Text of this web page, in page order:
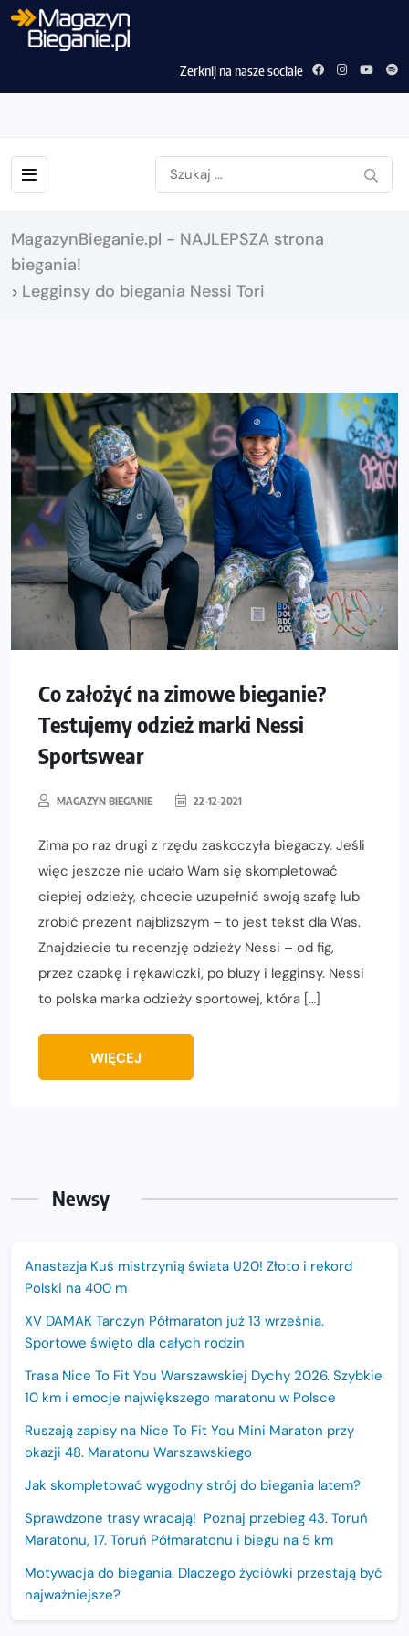
Zerknij na nasze sociale
MagazynBieganie.pl - NAJLEPSZA strona
biegania!
> Legginsy do biegania Nessi Tori
Co założyć na zimowe bieganie?
Testujemy odzież marki Nessi
Sportswear
MAGAZYN BIEGANIE 22-12-2021
Zima po raz drugi z rzędu zaskoczyła biegaczy. Jeśli
więc jeszcze nie udało Wam się skompletować
ciepłej odzieży, chcecie uzupełnić swoją szafę lub
zrobić prezent najbliższym – to jest tekst dla Was.
Znajdziecie tu recenzję odzieży Nessi – od fig,
przez czapkę i rękawiczki, po bluzy i legginsy. Nessi
to polska marka odzieży sportowej, która […]
WIĘCEJ
Newsy
Anastazja Kuś mistrzynią świata U20! Złoto i rekord
Polski na 400 m
XV DAMAK Tarczyn Półmaraton już 13 września.
Sportowe święto dla całych rodzin
Trasa Nice To Fit You Warszawskiej Dychy 2026. Szybkie
10 km i emocje największego maratonu w Polsce
Ruszają zapisy na Nice To Fit You Mini Maraton przy
okazji 48. Maratonu Warszawskiego
Jak skompletować wygodny strój do biegania latem?
Sprawdzone trasy wracają! Poznaj przebieg 43. Toruń
Maratonu, 17. Toruń Półmaratonu i biegu na 5 km
Motywacja do biegania. Dlaczego życiówki przestają być
najważniejsze?